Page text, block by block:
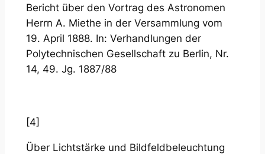
Bericht über den Vortrag des Astronomen
Herrn A. Miethe in der Versammlung vom
19. April 1888. In: Verhandlungen der
Polytechnischen Gesellschaft zu Berlin, Nr.
14, 49. Jg. 1887/88
[4]
Über Lichtstärke und Bildfeldbeleuchtung